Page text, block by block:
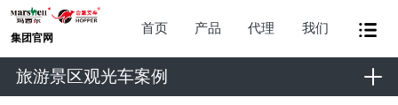
集团官网
首页 产品 代理 我们
旅游景区观光车案例